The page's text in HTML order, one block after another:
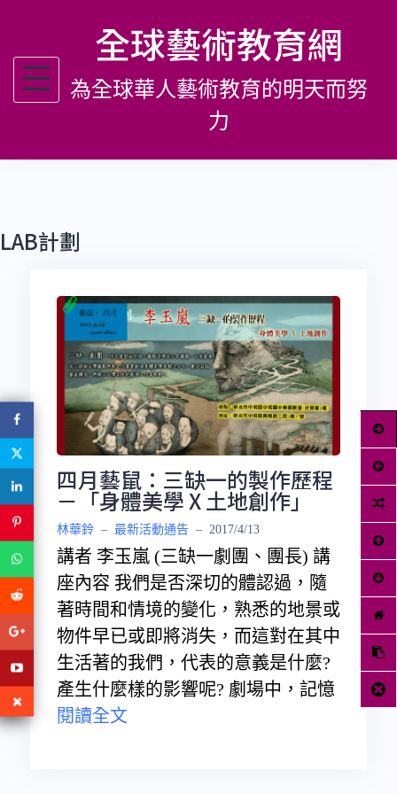
主
全球藝術教育網
為全球華人藝術教育的明天而努
力
LAB計劃
四月藝鼠：三缺一的製作歷程
－「身體美學 X 土地創作」
林華鈴 – 最新活動通告 – 2017/4/13
講者 李玉嵐 (三缺一劇團、團長) 講
座內容 我們是否深切的體認過，隨
著時間和情境的變化，熟悉的地景或
物件早已或即將消失，而這對在其中
生活著的我們，代表的意義是什麼?
產生什麼樣的影響呢? 劇場中，記憶
閱讀全文